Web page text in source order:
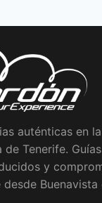
auténticas en la
de Tenerife.
y
desde